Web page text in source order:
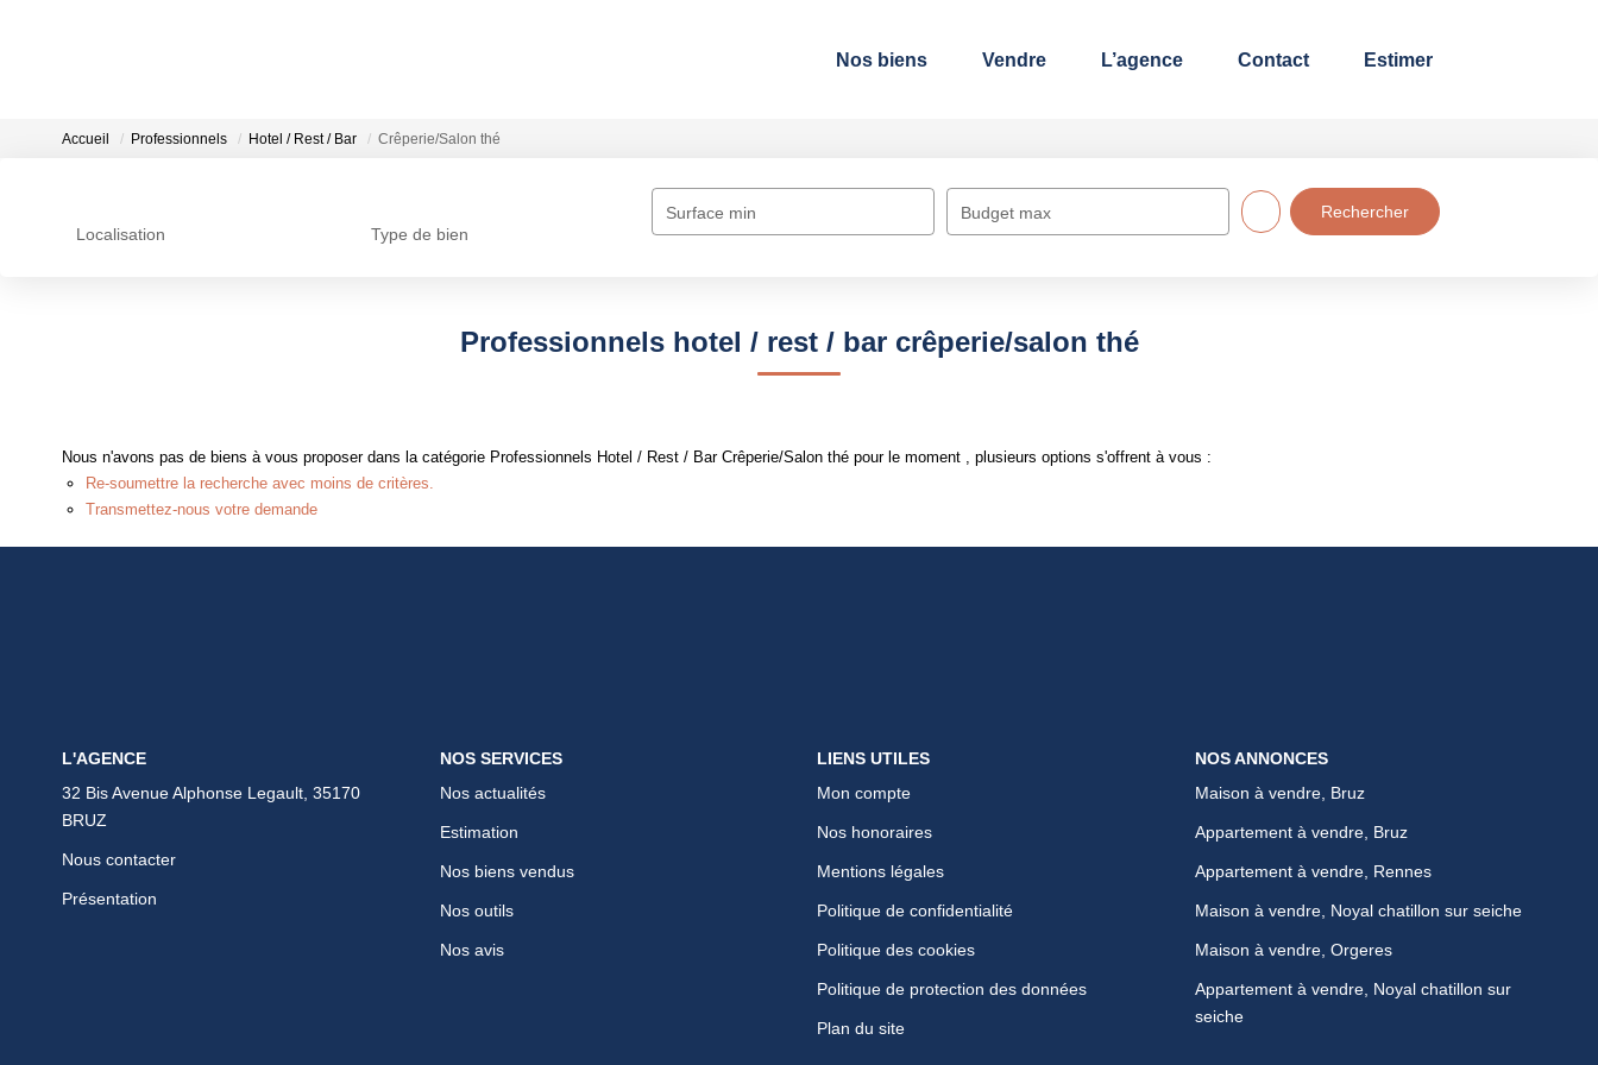
Nos biens Vendre L’agence Contact Estimer
Accueil Professionnels Hotel / Rest / Bar Crêperie/Salon thé
Localisation Type de bien
Surface min Budget max
Professionnels hotel / rest / bar crêperie/salon thé
Nous n'avons pas de biens à vous proposer dans la catégorie Professionnels Hotel / Rest / Bar Crêperie/Salon thé pour le moment , plusieurs options s'offrent à vous :
Re-soumettre la recherche avec moins de critères.
Transmettez-nous votre demande
L'AGENCE
32 Bis Avenue Alphonse Legault, 35170
BRUZ
Nous contacter
Présentation
NOS SERVICES
Nos actualités
Estimation
Nos biens vendus
Nos outils
Nos avis
LIENS UTILES
Mon compte
Nos honoraires
Mentions légales
Politique de confidentialité
Politique des cookies
Politique de protection des données
Plan du site
NOS ANNONCES
Maison à vendre, Bruz
Appartement à vendre, Bruz
Appartement à vendre, Rennes
Maison à vendre, Noyal chatillon sur seiche
Maison à vendre, Orgeres
Appartement à vendre, Noyal chatillon sur
seiche